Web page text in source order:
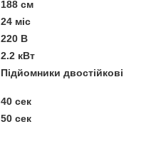
188 см
24 міс
220 В
2.2 кВт
Підйомники двостійкові
40 сек
50 сек